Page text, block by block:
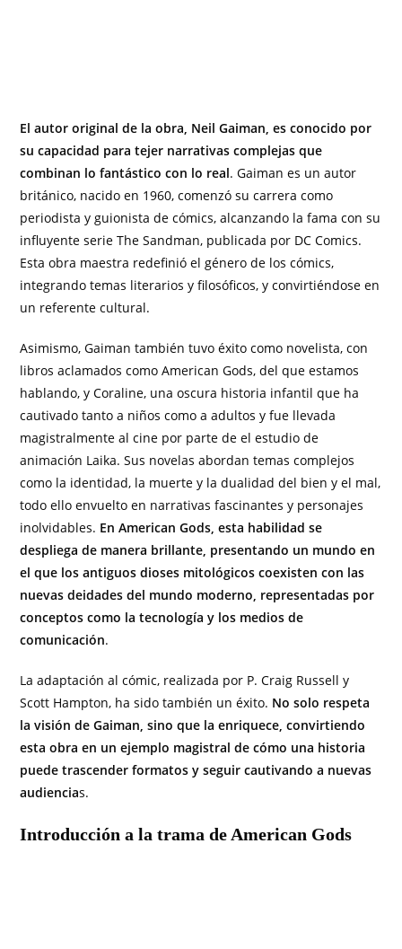
El autor original de la obra, Neil Gaiman, es conocido por
su capacidad para tejer narrativas complejas que
combinan lo fantástico con lo real. Gaiman es un autor
británico, nacido en 1960, comenzó su carrera como
periodista y guionista de cómics, alcanzando la fama con su
influyente serie The Sandman, publicada por DC Comics.
Esta obra maestra redefinió el género de los cómics,
integrando temas literarios y filosóficos, y convirtiéndose en
un referente cultural.
Asimismo, Gaiman también tuvo éxito como novelista, con
libros aclamados como American Gods, del que estamos
hablando, y Coraline, una oscura historia infantil que ha
cautivado tanto a niños como a adultos y fue llevada
magistralmente al cine por parte de el estudio de
animación Laika. Sus novelas abordan temas complejos
como la identidad, la muerte y la dualidad del bien y el mal,
todo ello envuelto en narrativas fascinantes y personajes
inolvidables. En American Gods, esta habilidad se
despliega de manera brillante, presentando un mundo en
el que los antiguos dioses mitológicos coexisten con las
nuevas deidades del mundo moderno, representadas por
conceptos como la tecnología y los medios de
comunicación.
La adaptación al cómic, realizada por P. Craig Russell y
Scott Hampton, ha sido también un éxito. No solo respeta
la visión de Gaiman, sino que la enriquece, convirtiendo
esta obra en un ejemplo magistral de cómo una historia
puede trascender formatos y seguir cautivando a nuevas
audiencias.
Introducción a la trama de American Gods